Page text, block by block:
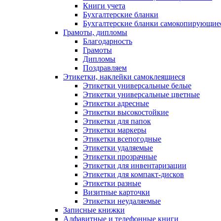
Книги учета
Бухгалтерские бланки
Бухгалтерские бланки
Грамоты, дипломы
Благодарность
Грамоты
Дипломы
Поздравляем
Этикетки, наклейки самоклеящиеся
Этикетки универсальные белые
Этикетки универсальные цветные
Этикетки адресные
Этикетки высокостойкие
Этикетки для папок
Этикетки маркеры
Этикетки всепогодные
Этикетки удаляемые
Этикетки прозрачные
Этикетки для инвентаризации
Этикетки для компакт-дисков
Этикетки разные
Визитные карточки
Этикетки неудаляемые
Записные книжки
Алфавитные и телефонные книги